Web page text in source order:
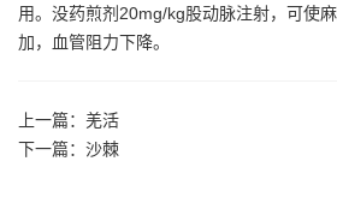
用。没药煎剂20mg/kg股动脉注射，可使
加，血管阻力下降。
上一篇： 羌活
下一篇： 沙棘